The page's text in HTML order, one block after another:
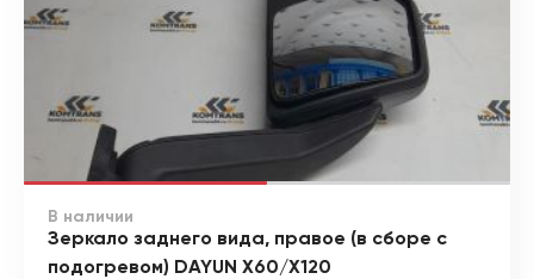
В наличии
Зеркало заднего вида, правое (в сборе с
подогревом) DAYUN X60/X120